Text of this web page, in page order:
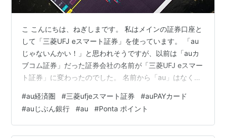
こ こんにちは、ねぎしまです。 私はメインの証券口座と
して「三菱UFJ eスマート証券」を使っています。 「au
じゃないんかい！」と思われそうですが、以前は「auカ
ブコム証券」だった証券会社の名前が「三菱UFJ eスマー
ト証券」に変わったのでした。 名前から「au」はなくな
薄れたわけではありません。 今回は、私が使っているau
じぶん銀行やauPAYカードとの連携の話をメインに、au
経済圏ユーザーが三菱UFJ eスマート証券の利用で得られ
#au経済圏 #三菱ufjeスマート証券 #auPAYカード
#auじぶん銀行 #au #Ponta ポイント